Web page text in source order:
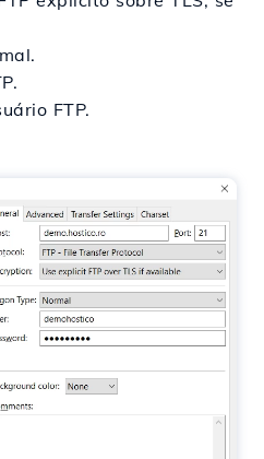
FTP.